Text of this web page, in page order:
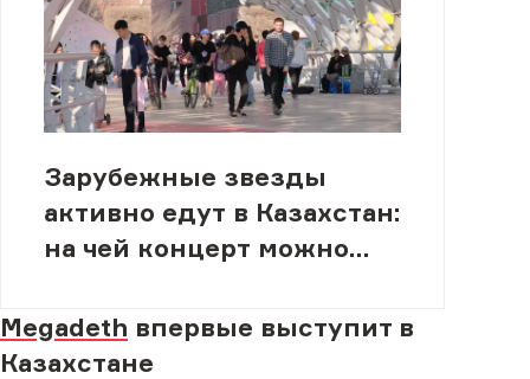
Зарубежные звезды
активно едут в Казахстан:
на чей концерт можно
Megadeth впервые выступит в
Казахстане